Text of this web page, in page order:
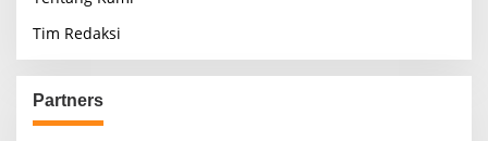
Tim Redaksi
Partners